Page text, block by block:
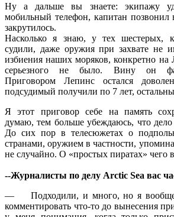
Ну а дальше вы знаете: экипажу
мобильный телефон, капитан позвонил
закрутилось.
Насколько я знаю, у тех шестерых,
судили, даже оружия при захвате не
избиения наших моряков, конкретно на
серьезного не было. Вину он
Приговором Лепинс остался
подсудимый получили по 7 лет,
Я этот приговор себе на память
думаю, тем больше убеждаюсь, что
До сих пор в телесюжетах о
странами, оружием в частности,
не случайно. О «простых пиратах» чего
--Журналисты по делу Arctic Sea вас
— Подходили, и много, но я вообще
комментировать что-то до вынесения